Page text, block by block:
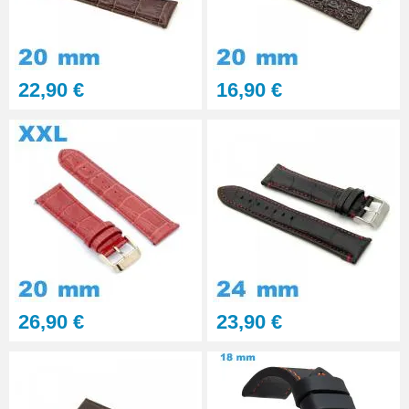
Gros pointeau de pose
Outil pointeau de pose suisse
professionnel BERGEON
28,90 €
Pointeau de Pose Tête
Interchangeable
Kit Réparation Montre
22,90 € 16,90 €
26,90 € 23,90 €